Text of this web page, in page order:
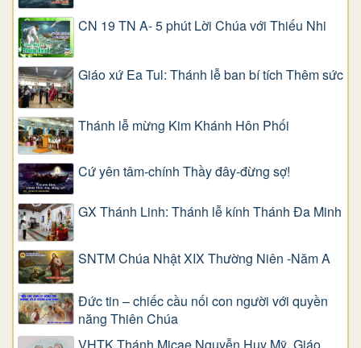
CN 19 TN A- 5 phút Lời Chúa với Thiếu Nhi
Giáo xứ Ea Tul: Thánh lễ ban bí tích Thêm sức
Thánh lễ mừng Kim Khánh Hôn Phối
Cứ yên tâm-chính Thầy đây-đừng sợ!
GX Thánh Linh: Thánh lễ kính Thánh Đa Minh
SNTM Chúa Nhật XIX Thường Niên -Năm A
Đức tin – chiếc cầu nối con người với quyền
năng Thiên Chúa